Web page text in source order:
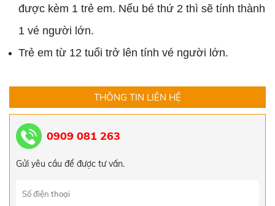
được kèm 1 trẻ em. Nếu bé thứ 2 thì sẽ tính thành
1 vé người lớn.
Trẻ em từ 12 tuổi trở lên tính vé người lớn.
THÔNG TIN LIÊN HỆ
0909 081 263
Gửi yêu cầu để được tư vấn.